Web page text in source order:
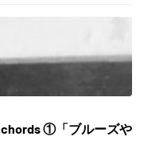
chords ①「ブルーズや